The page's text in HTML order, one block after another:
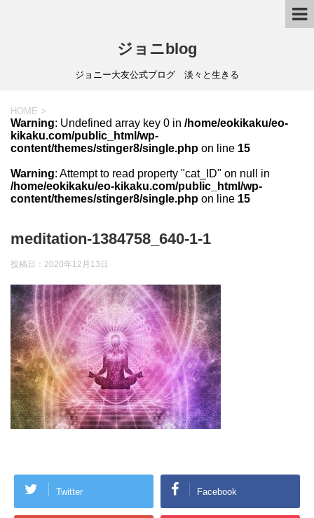
ジョニblog
ジョニー大友公式ブログ 淡々と生きる
HOME >
Warning: Undefined array key 0 in /home/eokikaku/eo-
kikaku.com/public_html/wp-
content/themes/stinger8/single.php on line 15
Warning: Attempt to read property "cat_ID" on null in
/home/eokikaku/eo-kikaku.com/public_html/wp-
content/themes/stinger8/single.php on line 15
meditation-1384758_640-1-1
投稿日： 2020年12月13日
Twitter Facebook